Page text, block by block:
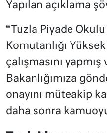
Yapılan açıklama
“Tuzla Piyade
Komutanlığı
çalışmasını yapmış
Bakanlığımıza
onayını müteakip
daha sonra